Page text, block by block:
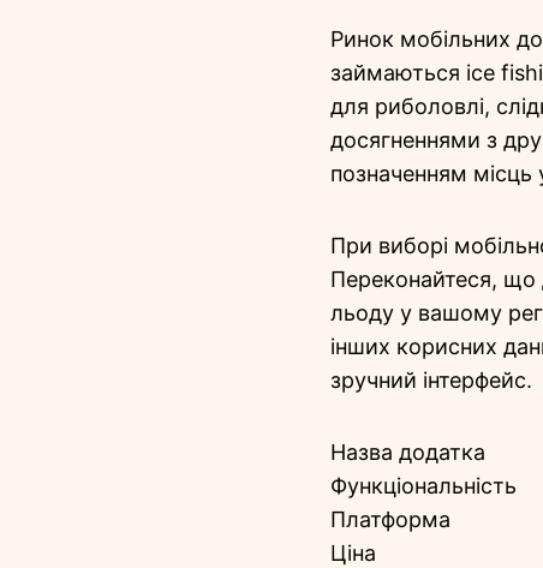
Ринок мобільних
займаються ice
для риболовлі,
досягненнями з
позначенням місць
При виборі
Переконайтеся, що
льоду у вашому
інших корисних
зручний інтерфейс.
Назва додатка
Функціональність
Платформа
Ціна